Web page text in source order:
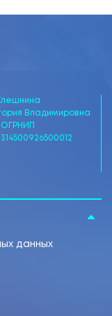
Владимировна
ОГРНИП
314500926500012
данных